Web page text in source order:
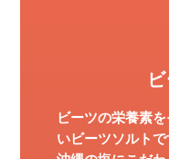
ビーツの栄養素
いビーツソルトで